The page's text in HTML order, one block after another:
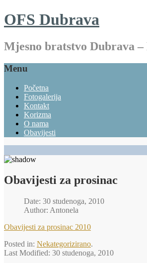
OFS Dubrava
Mjesno bratstvo Dubrava –
Menu
Početna
Fotogalerija
Kontakt
Korizma
O nama
Obavijesti
Obavijesti za prosinac
Date: 30 studenoga, 2010
Author: Antonela
Obavijesti za prosinac 2010
Posted in: Nekategorizirano.
Last Modified: 30 studenoga, 2010